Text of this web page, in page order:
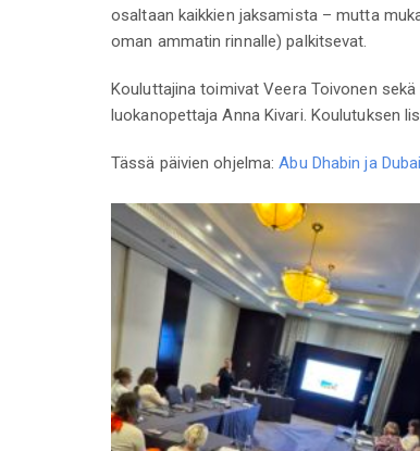
osaltaan kaikkien jaksamista – mutta
oman ammatin rinnalle) palkitsevat.
Kouluttajina toimivat Veera Toivonen
luokanopettaja Anna Kivari. Koulutuksen
Tässä päivien ohjelma:Abu Dhabin ja